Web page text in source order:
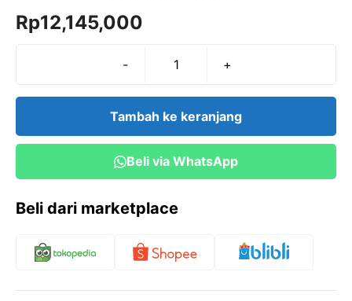
o
u
Rp12,145,000
-
Kuantitas
C
(HDL
+
Tambah ke keranjang
Beli via WhatsApp
Beli dari marketplace